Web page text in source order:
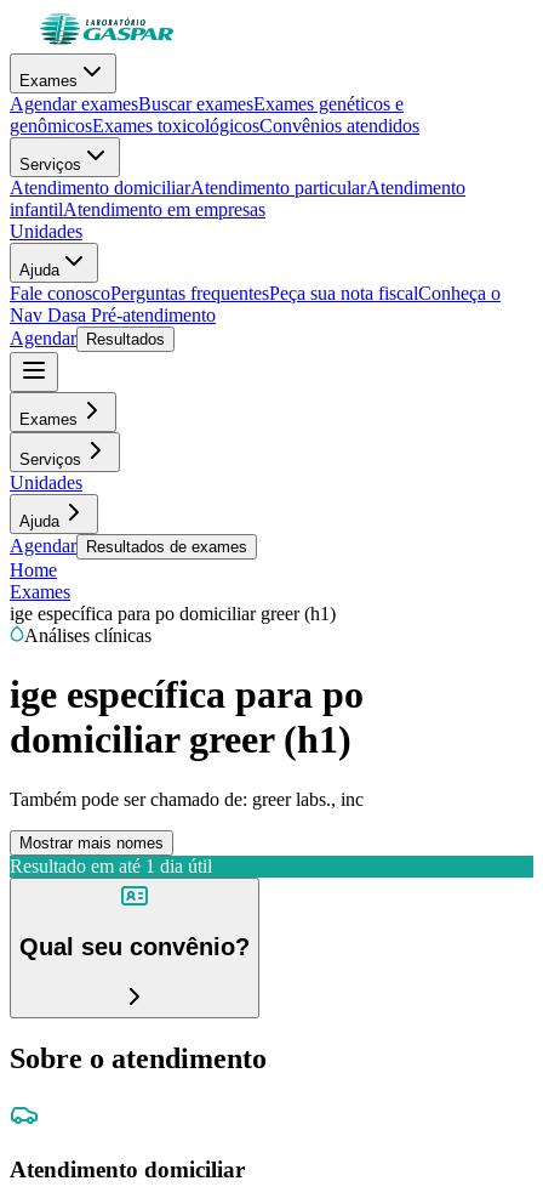
Exames
Agendar examesBuscar examesExames genéticos e
genômicosExames toxicológicosConvênios atendidos
Serviços
Atendimento domiciliarAtendimento particularAtendimento
infantilAtendimento em empresas
Unidades
Ajuda
Fale conoscoPerguntas frequentesPeça sua nota fiscalConheça o
Nav Dasa Pré-atendimento
Agendar
Resultados
Exames
Serviços
Unidades
Ajuda
Agendar Resultados de exames
Home
Exames
ige específica para po domiciliar greer (h1)
Análises clínicas
ige específica para po
domiciliar greer (h1)
Também pode ser chamado de: greer labs., inc
Mostrar mais nomes
Resultado em até 1 dia útil
Qual seu convênio?
Sobre o atendimento
Atendimento domiciliar